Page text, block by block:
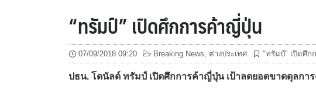
“ทรัมป์” เปิดศึกการค้าญี่ปุ่น
07/09/2018 09:20 Breaking News, ต่างประเทศ "ทรัมป์" เปิดศึก
ปธน. โดนัลด์ ทรัมป์ เปิดศึกการค้าญี่ปุ่น เป้าลดยอดขาดดุลกา